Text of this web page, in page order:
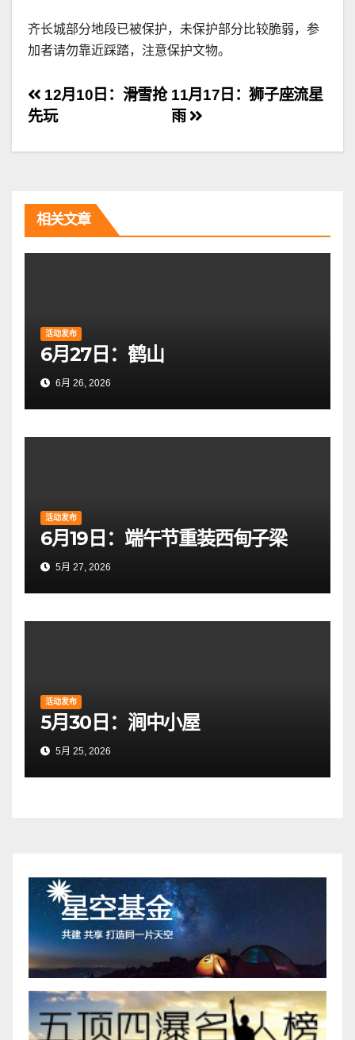
齐长城部分地段已被保护，未保护部分比较脆弱，参
加者请勿靠近踩踏，注意保护文物。
文
章
航
11月17日：狮子座流星
雨
12月10日：滑雪抢
先玩
相关文章
活动发布
6月27日：鹤山
6月 26, 2026
活动发布
6月19日：端午节重装西甸子梁
5月 27, 2026
活动发布
5月30日：涧中小屋
5月 25, 2026